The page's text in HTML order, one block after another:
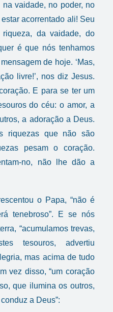
vaidade, no poder, no
acorrentado ali! Seu
da vaidade, do
é que nós tenhamos
de hoje. ‘Mas,
livre!’, nos diz Jesus.
E para se ter um
do céu: o amor, a
a adoração a Deus.
riquezas que não são
pesam o coração.
no, não lhe dão a
o Papa, “não é
tenebroso”. E se nós
“acumulamos trevas,
tesouros, advertiu
mas acima de tudo
vez disso, “um coração
que ilumina os outros,
a Deus”: